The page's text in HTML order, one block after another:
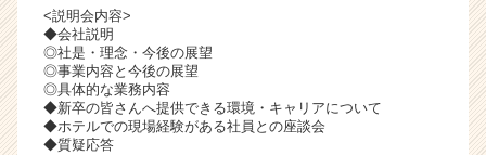
<説明会内容>
◆会社説明
◎社是・理念・今後の展望
◎事業内容と今後の展望
◎具体的な業務内容
◆新卒の皆さんへ提供できる環境・キャリアについて
◆ホテルでの現場経験がある社員との座談会
◆質疑応答